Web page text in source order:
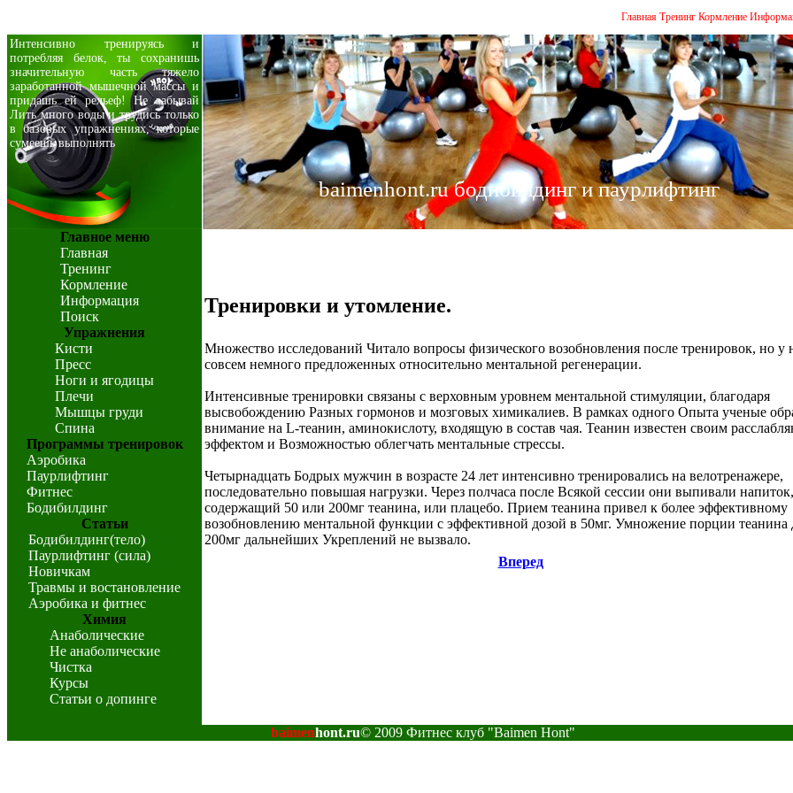
baimenhont.ru бодибилдинг и паурлифтинг
Главная Тренинг Кормление
Интенсивно тренируясь и
потребляя белок, ты сохранишь
значительную часть тяжело
заработанной мышечной массы и
придашь ей рельеф! Не забывай
Лить много воды и трудись только
в базовых упражнениях, которые
сумеешь выполнять
Главное меню
Главная
Тренинг
Кормление
Информация
Поиск
Упражнения
Кисти
Пресс
Ноги и ягодицы
Плечи
Мышцы груди
Спина
Программы тренировок
Аэробика
Паурлифтинг
Фитнес
Бодибилдинг
Статьи
Бодибилдинг(тело)
Паурлифтинг (сила)
Новичкам
Травмы и востановление
Аэробика и фитнес
Химия
Анаболические
Не анаболические
Чистка
Курсы
Статьи о допинге
Тренировки и утомление.
Множество исследований Читало вопросы физического возобновления после тренировок, но у
совсем немного предложенных относительно ментальной регенерации.
Интенсивные тренировки связаны с верховным уровнем ментальной стимуляции, благодаря
высвобождению Разных гормонов и мозговых химикалиев. В рамках одного Опыта ученые
внимание на L-теанин, аминокислоту, входящую в состав чая. Теанин известен своим
эффектом и Возможностью облегчать ментальные стрессы.
Четырнадцать Бодрых мужчин в возрасте 24 лет интенсивно тренировались на велотренажере,
последовательно повышая нагрузки. Через полчаса после Всякой сессии они выпивали напиток,
содержащий 50 или 200мг теанина, или плацебо. Прием теанина привел к более эффективному
возобновлению ментальной функции с эффективной дозой в 50мг. Умножение порции теанина
200мг дальнейших Укреплений не вызвало.
Вперед
baimenhont.ru© 2009 Фитнес клуб "Baimen Hont"